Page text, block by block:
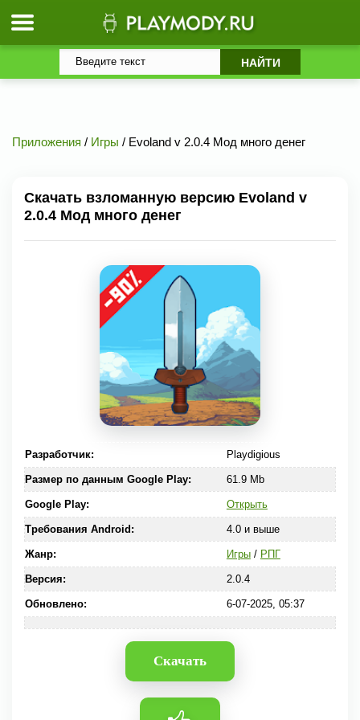
Приложения / Игры / Evoland v 2.0.4 Мод много денег
Скачать взломанную версию Evoland v
2.0.4 Мод много денег
Разработчик: Playdigious
Размер по данным Google Play: 61.9 Mb
Google Play: Открыть
Требования Android: 4.0 и выше
Жанр: Игры/ РПГ
Версия: 2.0.4
Обновлено: 6-07-2025, 05:37
Скачать